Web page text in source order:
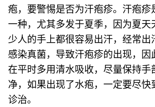
疱，要警惕是否为汗疱疹。汗疱疹
一种，尤其多发于夏季，因为夏天
少人的手上都很容易出汗，经常出
感染真菌，导致汗疱疹的出现，因
在平时多用清水吸收，尽量保持手
净，如果出现了水疱，一定要尽快
诊治。